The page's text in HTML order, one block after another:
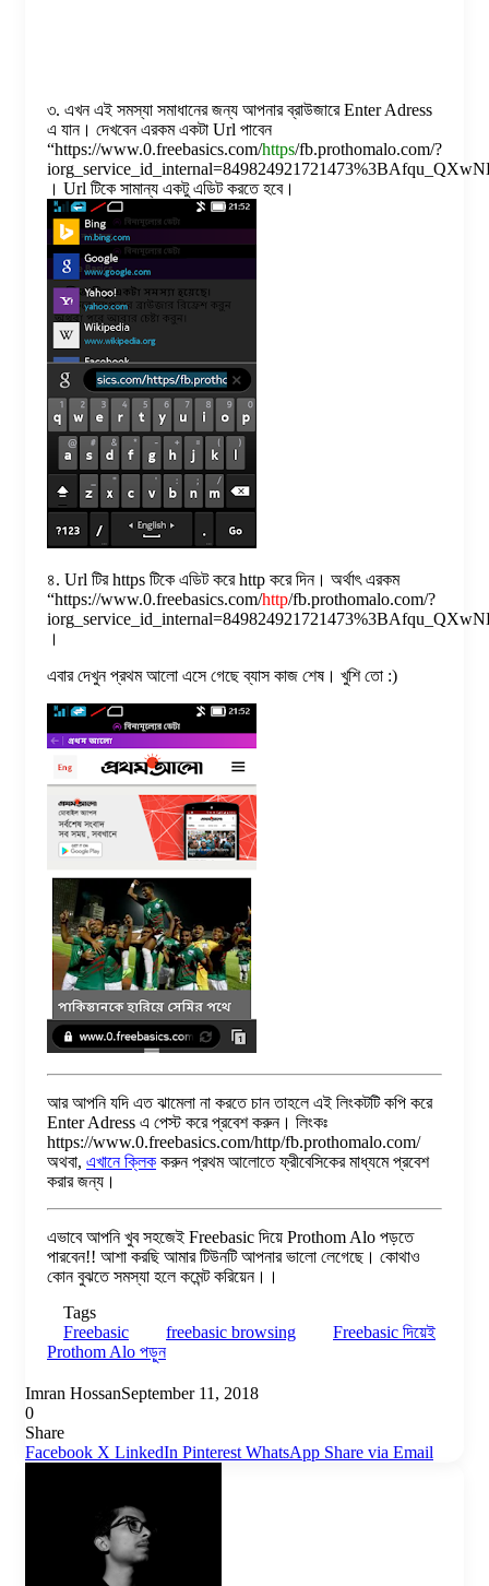
৩. এখন এই সমস্যা সমাধানের জন্য আপনার ব্রাউজারে Enter Adress
এ যান। দেখবেন এরকম একটা Url পাবেন
“https://www.0.freebasics.com/https/fb.prothomalo.com/?
। Url টিকে সামান্য একটু এডিট করতে হবে।
৪. Url টির https টিকে এডিট করে http করে দিন। অর্থাৎ এরকম
“https://www.0.freebasics.com/http/fb.prothomalo.com/?
।
এবার দেখুন প্রথম আলো এসে গেছে ব্যাস কাজ শেষ। খুশি তো :)
আর আপনি যদি এত ঝামেলা না করতে চান তাহলে এই লিংকটটি কপি করে
Enter Adress এ পেস্ট করে প্রবেশ করুন। লিংকঃ
https://www.0.freebasics.com/http/fb.prothomalo.com/
অথবা, এখানে ক্লিক করুন প্রথম আলোতে ফ্রীবেসিকের মাধ্যমে প্রবেশ
করার জন্য।
এভাবে আপনি খুব সহজেই Freebasic দিয়ে Prothom Alo পড়তে
পারবেন!! আশা করছি আমার টিউনটি আপনার ভালো লেগেছে। কোথাও
কোন বুঝতে সমস্যা হলে কমেন্ট করিয়েন।।
Tags
Freebasic
freebasic browsing
Freebasic দিয়েই
Prothom Alo পড়ুন
Imran HossanSeptember 11, 2018
0
Share
Facebook X LinkedIn Pinterest WhatsApp Share via Email